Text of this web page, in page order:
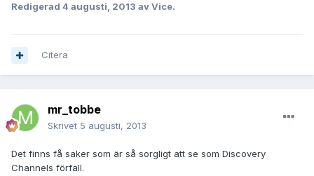
Redigerad 4 augusti, 2013 av Vice.
Citera
mr_tobbe
Skrivet 5 augusti, 2013
Det finns få saker som är så sorgligt att se som Discovery
Channels förfall.